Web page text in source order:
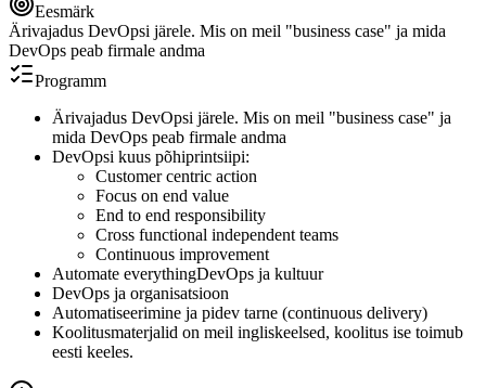
Eesmärk
Ärivajadus DevOpsi järele. Mis on meil "business case" ja mida
DevOps peab firmale andma
Programm
Ärivajadus DevOpsi järele. Mis on meil "business case" ja
mida DevOps peab firmale andma
DevOpsi kuus põhiprintsiipi:
Customer centric action
Focus on end value
End to end responsibility
Cross functional independent teams
Continuous improvement
Automate everythingDevOps ja kultuur
DevOps ja organisatsioon
Automatiseerimine ja pidev tarne (continuous delivery)
Koolitusmaterjalid on meil ingliskeelsed, koolitus ise toimub
eesti keeles.